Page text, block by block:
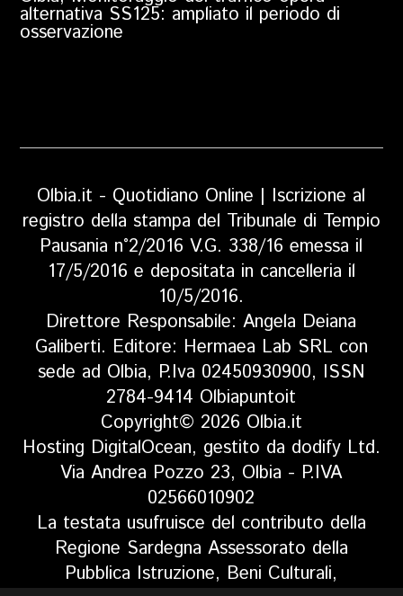
alternativa SS125: ampliato il periodo di
osservazione
Olbia.it - Quotidiano Online | Iscrizione al
registro della stampa del Tribunale di Tempio
Pausania n°2/2016 V.G. 338/16 emessa il
17/5/2016 e depositata in cancelleria il
10/5/2016.
Direttore Responsabile: Angela Deiana
Galiberti. Editore: Hermaea Lab SRL con
sede ad Olbia, P.Iva 02450930900, ISSN
2784-9414 Olbiapuntoit
Copyright© 2026 Olbia.it
Hosting DigitalOcean, gestito da dodify Ltd.
Via Andrea Pozzo 23, Olbia - P.IVA
02566010902
La testata usufruisce del contributo della
Regione Sardegna Assessorato della
Pubblica Istruzione, Beni Culturali,